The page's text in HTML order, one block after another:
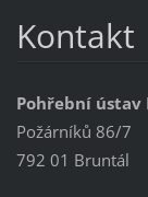
Kontakt
Pohřební ústav
Požárníků 86/7
792 01 Bruntál